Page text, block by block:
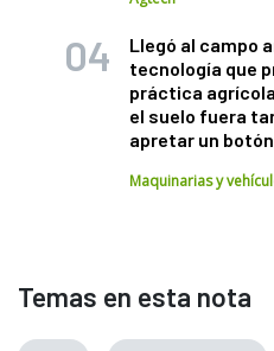
Llegó al campo
tecnología que
práctica
el suelo fuera
apretar un
Maquinarias y
Temas en esta nota